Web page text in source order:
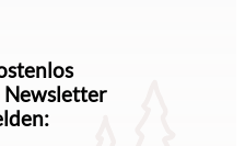
Newsletter